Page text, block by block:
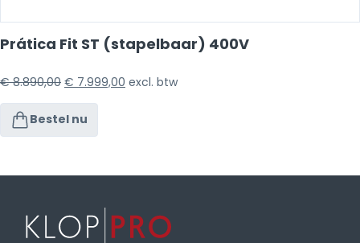
Prática Fit ST (stapelbaar) 400V
€8.890,00 € 7.999,00 excl. btw
Bestel nu